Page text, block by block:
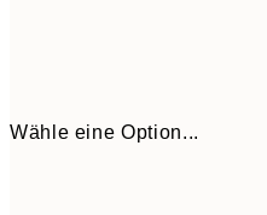
Wähle eine Option...